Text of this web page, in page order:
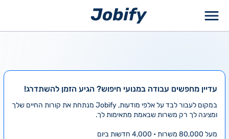
עדיין מחפשים עבודה במנועי חיפוש? הגיע הזמן להשתדרג!
במקום לעבור לבד על אלפי מודעות, Jobify מנתחת את קורות החיים שלך
ומציגה לך רק משרות שבאמת מתאימות לך.
מעל 80,000 משרות • 4,000 חדשות ביום